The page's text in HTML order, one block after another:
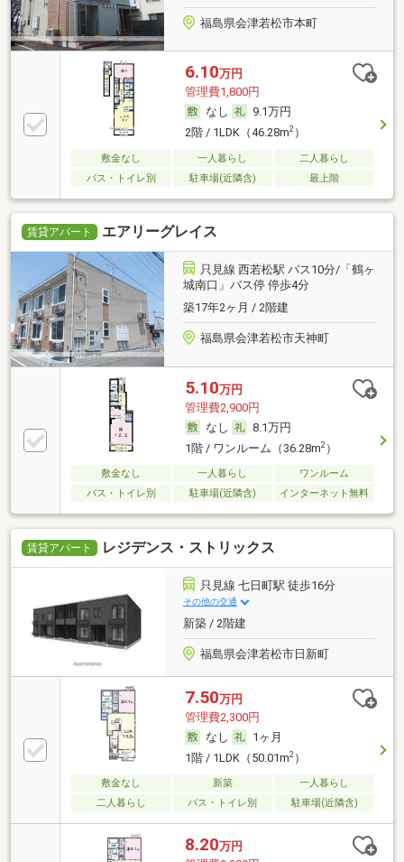
福島県会津若松市本町
6.10万円
管理費1,800円
なし
9.1万円
2階 / 1LDK（46.28m2）
敷金なし 一人暮らし
二人暮らし
バス・トイレ別
駐車場(近隣含) 最上階
賃貸アパート エアリーグレイス
只見線 西若松駅 バス10分/「鶴ヶ
城南口」バス停 停歩4分
築17年2ヶ月 / 2階建
福島県会津若松市天神町
5.10万円
管理費2,900円
なし
8.1万円
1階 / ワンルーム（36.28m2）
敷金なし 一人暮らし
ワンルーム
バス・トイレ別
駐車場(近隣含) インターネット無料
賃貸アパート レジデンス・ストリックス
只見線 七日町駅 徒歩16分
その他の交通
新築 / 2階建
福島県会津若松市日新町
7.50万円
管理費2,300円
なし
1ヶ月
1階 / 1LDK（50.01m2）
敷金なし 新築
一人暮らし
二人暮らし
バス・トイレ別 駐車場(近隣含)
8.20万円